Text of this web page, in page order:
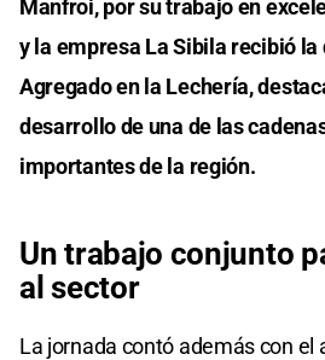
Manfroi, por su trabajo en
y la empresa La Sibila recibió
Agregado en la Lechería,
desarrollo de una de las
importantes de la región.
Un trabajo conjunto
al sector
La jornada contó además con